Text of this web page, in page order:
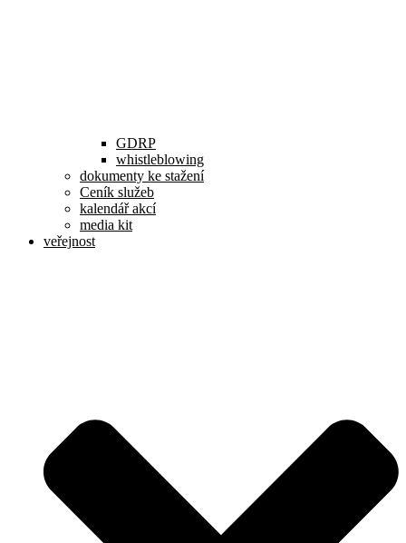
GDRP
whistleblowing
dokumenty ke stažení
Ceník služeb
kalendář akcí
media kit
veřejnost